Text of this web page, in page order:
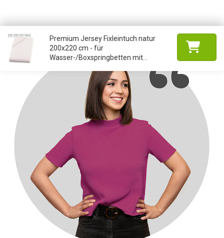
Premium Jersey Fixleintuch natur
200x220 cm - für
Wasser-/Boxspringbetten mit...